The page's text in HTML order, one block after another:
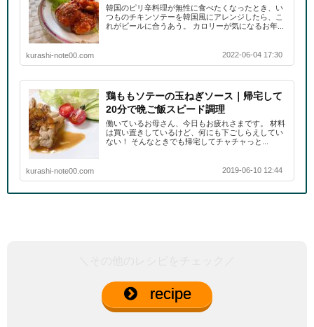
韓国のピリ辛料理が無性に食べたくなったとき、い
つものチキンソテーを韓国風にアレンジしたら、こ
れがビールに合うあう。 カロリーが気になるお年...
kurashi-note00.com 2022-06-04 17:30
鶏ももソテーの玉ねぎソース｜帰宅して
20分で晩ご飯スピード調理
働いているお母さん、今日もお疲れさまです。 材料
は買い置きしているけど、何にも下ごしらえしてい
ない！ そんなときでも帰宅してチャチャっと...
kurashi-note00.com 2019-06-10 12:44
recipe